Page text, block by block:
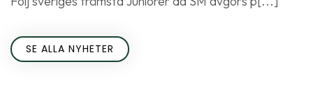
SE ALLA NYHETER